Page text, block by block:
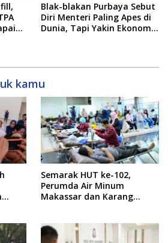
Blak-blakan Purbaya Sebut
Diri Menteri Paling Apes di
Dunia, Tapi Yakin Ekonomi
kamu
Semarak HUT ke-102,
Perumda Air Minum
Makassar dan Karang